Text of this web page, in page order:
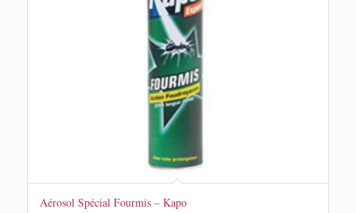
Aérosol Spécial Fourmis – Kapo